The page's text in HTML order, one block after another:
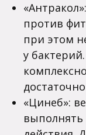
против
при этом
у
«Цинеб»:
выполнять